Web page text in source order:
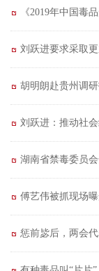
《2019年中国毒
刘跃进要求采取
胡明朗赴贵州调
刘跃进：推动社
湖南省禁毒委员
傅艺伟被抓现场
惩前毖后，两会